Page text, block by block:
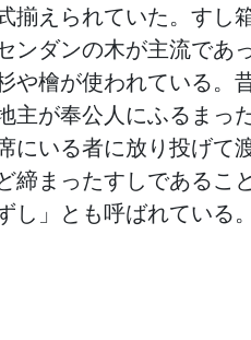
揃えられていた。すし
ンダンの木が主流であ
や檜が使われている。
主が奉公人にふるまっ
にいる者に放り投げて
締まったすしであるこ
し」とも呼ばれている。